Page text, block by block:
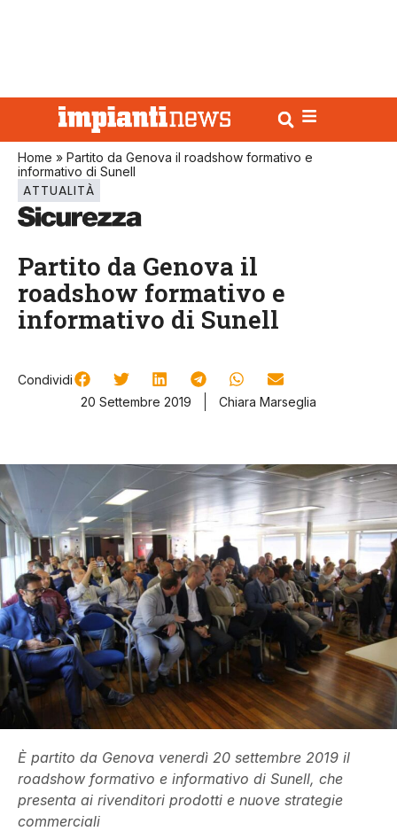
Home » Partito da Genova il roadshow formativo e
informativo di Sunell
ATTUALITÀ
Partito da Genova il
roadshow formativo e
informativo di Sunell
Condividi
20 Settembre 2019
Chiara Marseglia
È partito da Genova venerdì 20 settembre 2019 il
roadshow formativo e informativo di Sunell, che
presenta ai rivenditori prodotti e nuove strategie
commerciali